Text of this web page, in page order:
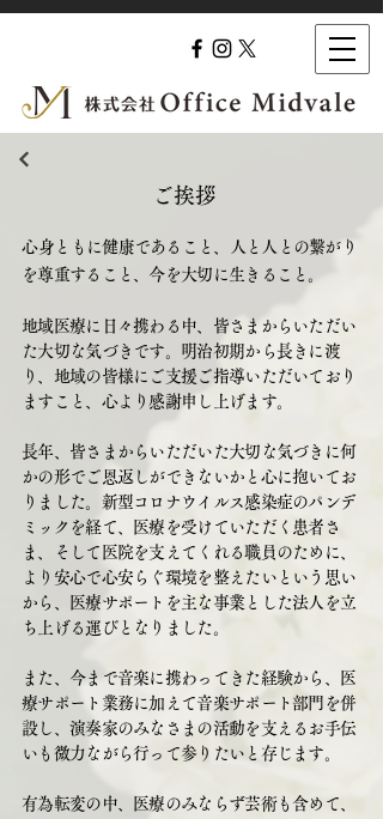
​ご挨拶
​心身ともに健康であること、人と人との繋がり
を尊重すること、今を大切に生きること。
地域医療に日々携わる中、皆さまからいただい
た大切な気づきです。明治初期から長きに渡
り、地域の皆様にご支援ご指導いただいており
ますこと、心より感謝申し上げます。
長年、皆さまからいただいた大切な気づきに何
かの形でご恩返しができないかと心に抱いてお
りました。新型コロナウイルス感染症のパンデ
ミックを経て、医療を受けていただく患者さ
ま、そして医院を支えてくれる職員のために、
より安心で心安らぐ環境を整えたいという思い
から、医療サポートを主な事業とした法人を立
ち上げる運びとなりました。
また、今まで音楽に携わってきた経験から、医
療サポート業務に加えて音楽サポート部門を併
設し、演奏家のみなさまの活動を支えるお手伝
いも微力ながら行って参りたいと存じます。
有為転変の中、医療のみならず芸術も含めて、